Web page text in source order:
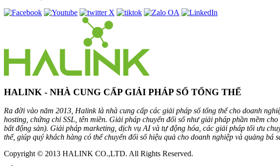
HALINK - NHÀ CUNG CẤP GIẢI PHÁP SỐ TỔNG THỂ
Ra đời vào năm 2013, Halink là nhà cung cấp các giải pháp số tổng thể cho doanh
hosting, chứng chỉ SSL, tên miền. Giải pháp chuyển đổi số như giải pháp phần mềm
bất động sản). Giải pháp marketing, dịch vụ AI và tự động hóa, các giải pháp tối ưu
thể, giúp quý khách hàng có thể chuyển đổi số hiệu quả cho doanh nghiệp và quảng bá
Copyright © 2013 HALINK CO.,LTD. All Rights Reserved.